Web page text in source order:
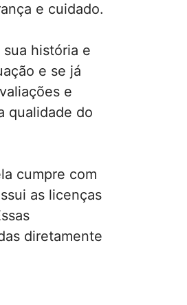
e cuidado.
história e
e se já
e
qualidade do
cumpre com
as licenças
diretamente